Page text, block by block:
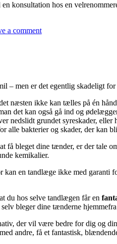
konsultation hos en
a comment
– men er det egentlig skadeligt
næsten ikke kan tælles på én
det kan også gå ind og
nedslidt grundet syreskader,
bakterier og skader, der kan
få bleget dine tænder, er der tale
kemikalier.
kan en tandlæge ikke med
du hos selve tandlægen får en
bleger dine tænderne
der vil være bedre for dig og
andre, få et fantastisk,